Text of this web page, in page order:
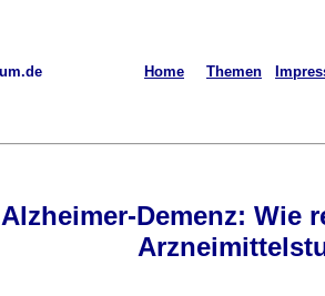
Home Themen
Alzheimer-Demenz: Wie